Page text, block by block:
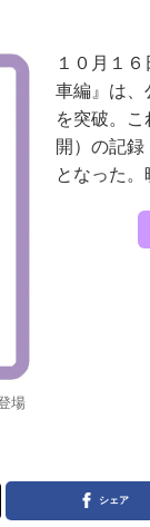
場
１０月１
車編』は、
を突破。
開）の記
となった
シェア